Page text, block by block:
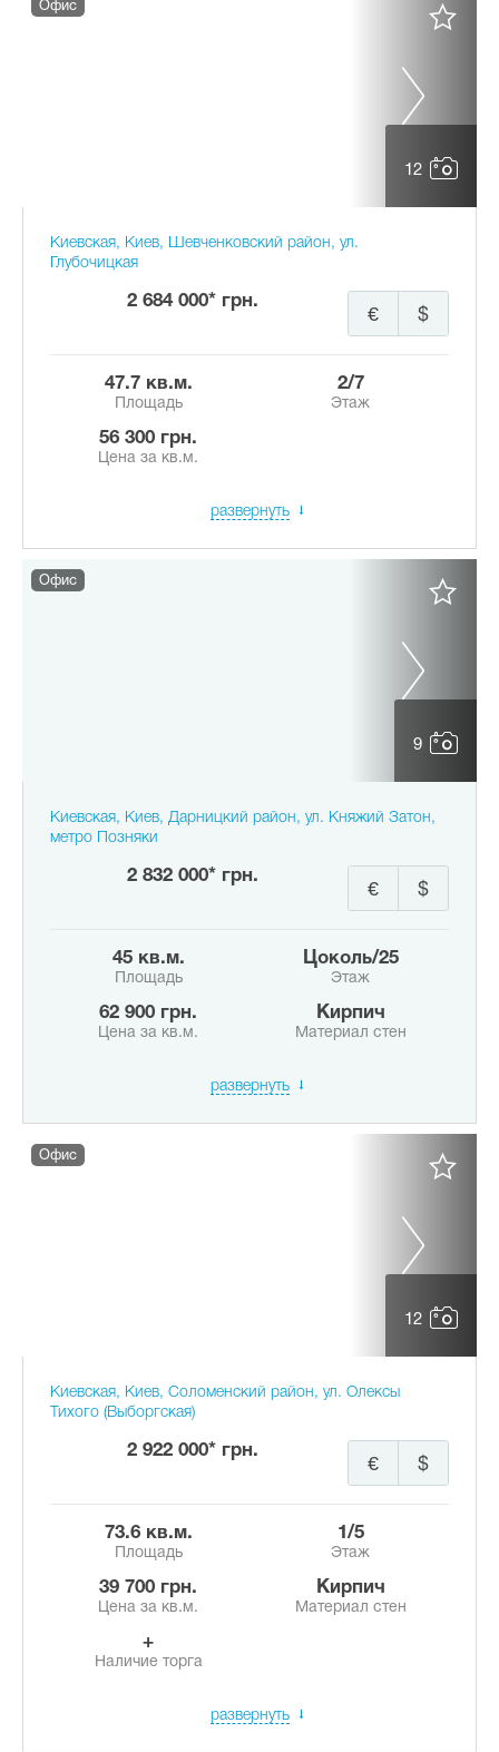
12
Офис
Киевская, Киев, Шевченковский район, ул.
Глубочицкая
2 684 000* грн.
$
€
47.7 кв.м.
Площадь
2/7
Этаж
56 300 грн.
Цена за кв.м.
развернуть
9
Офис
Киевская, Киев, Дарницкий район, ул. Княжий Затон,
метро Позняки
2 832 000* грн.
$
€
45 кв.м.
Площадь
цоколь/25
Этаж
62 900 грн.
Цена за кв.м.
Кирпич
Материал стен
развернуть
12
Офис
Киевская, Киев, Соломенский район, ул. Олексы
Тихого (Выборгская)
2 922 000* грн.
$
€
73.6 кв.м.
Площадь
1/5
Этаж
39 700 грн.
Цена за кв.м.
Кирпич
Материал стен
+
Наличие торга
развернуть